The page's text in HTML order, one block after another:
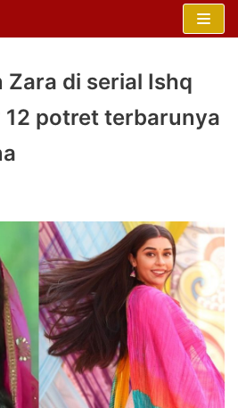
Zara di serial Ishq
12 potret terbarunya